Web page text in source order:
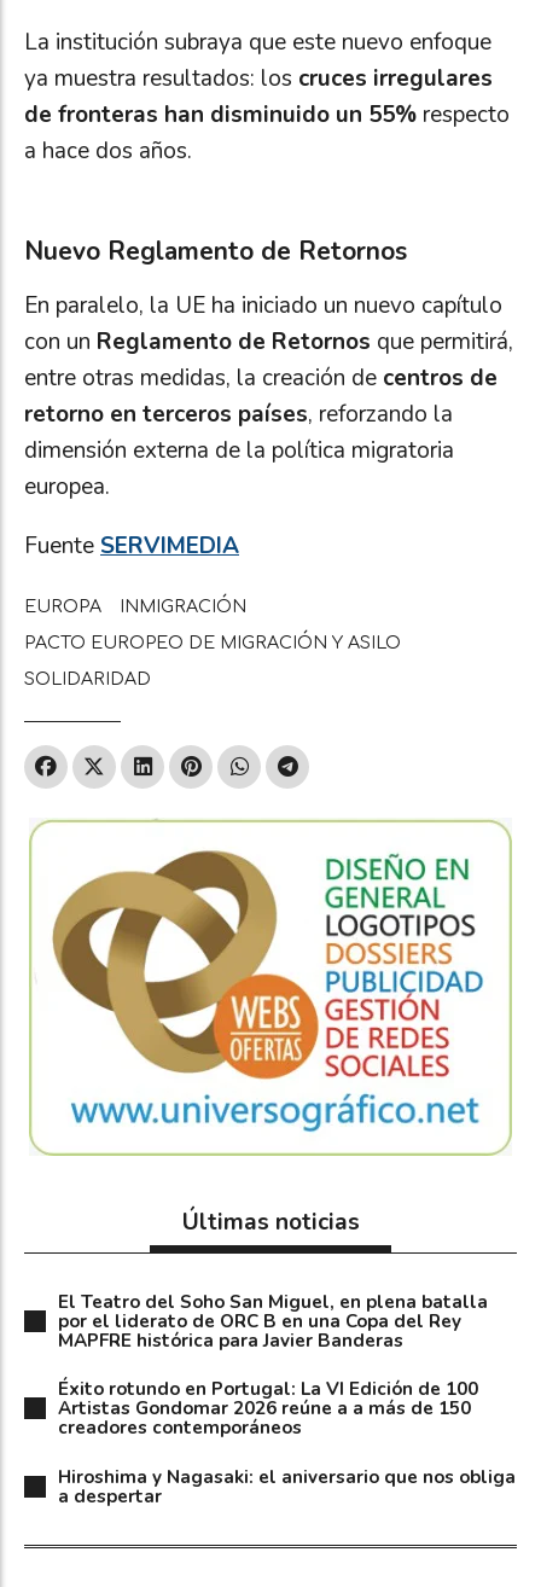
La institución subraya que este nuevo enfoque
ya muestra resultados: los cruces irregulares
de fronteras han disminuido un 55% respecto
a hace dos años.
Nuevo Reglamento de Retornos
En paralelo, la UE ha iniciado un nuevo capítulo
con un Reglamento de Retornos que permitirá,
entre otras medidas, la creación de centros de
retorno en terceros países, reforzando la
dimensión externa de la política migratoria
europea.
Fuente SERVIMEDIA
EUROPA
INMIGRACIÓN
PACTO EUROPEO DE MIGRACIÓN Y ASILO
SOLIDARIDAD
Últimas noticias
El Teatro del Soho San Miguel, en plena batalla
por el liderato de ORC B en una Copa del Rey
MAPFRE histórica para Javier Banderas
Éxito rotundo en Portugal: La VI Edición de 100
Artistas Gondomar 2026 reúne a a más de 150
creadores contemporáneos
Hiroshima y Nagasaki: el aniversario que nos obliga
a despertar